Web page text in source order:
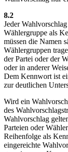
8.2
Jeder
Wählergruppe als
müssen die Namen
Wählergruppen
der Partei oder der
oder in anderer
Dem Kennwort ist
zur deutlichen
Wird ein
des
Wahlvorschlag
Parteien oder
Reihenfolge als
eingereichte